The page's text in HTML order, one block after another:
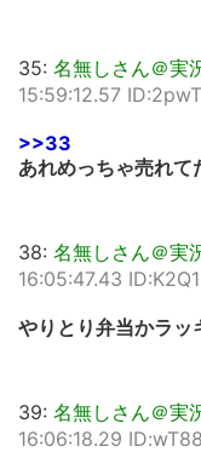
35: 名無しさん＠実
15:59:12.57
>>33
あれめっちゃ売れて
38: 名無しさん＠実
16:05:47.43
やりとり弁当かラッ
39: 名無しさん＠実
16:06:18.29